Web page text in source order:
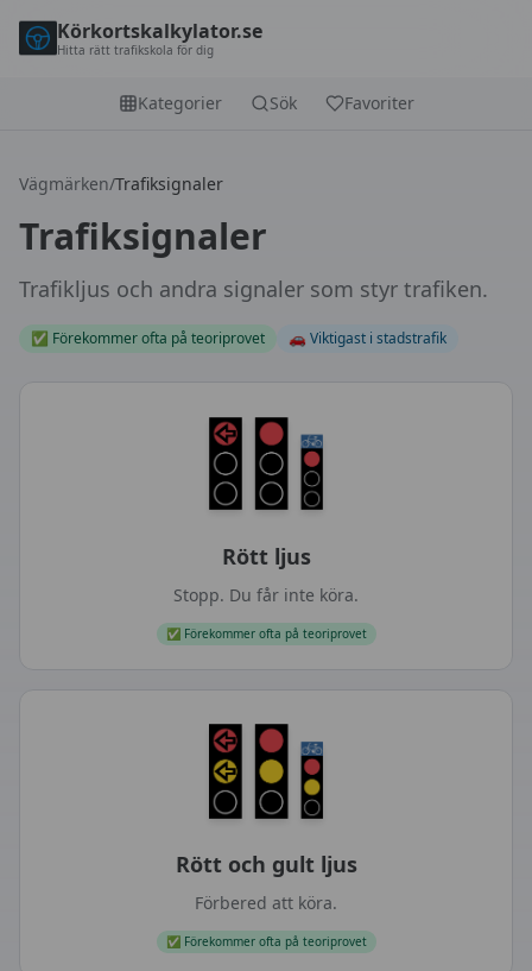
Körkortskalkylator.se
Hitta rätt trafikskola för dig
Kategorier Sök Favoriter
Vägmärken/Trafiksignaler
Trafiksignaler
Trafikljus och andra signaler som styr trafiken.
✅ Förekommer ofta på teoriprovet 🚗 Viktigast i stadstrafik
Rött ljus
Stopp. Du får inte köra.
✅ Förekommer ofta på teoriprovet
Rött och gult ljus
Förbered att köra.
✅ Förekommer ofta på teoriprovet